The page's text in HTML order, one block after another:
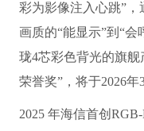
彩为影像注入心跳”
画质的“能显示”到“
珑4芯彩色背光的旗舰
荣誉奖”，将于2026年
2025 年海信首创